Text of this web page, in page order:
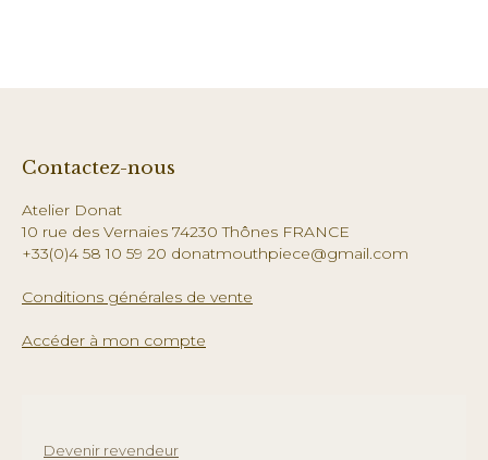
Contactez-nous
Atelier Donat
10 rue des Vernaies 74230 Thônes FRANCE
+33(0)4 58 10 59 20 donatmouthpiece@gmail.com
Conditions générales de vente
Accéder à mon compte
Devenir revendeur